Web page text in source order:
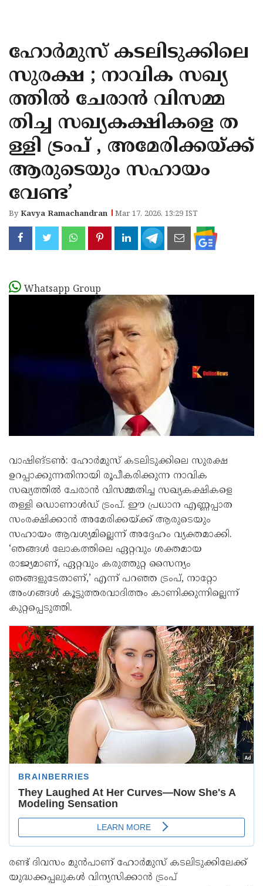
KANNUR
KASARAGOD
ഹോർമുസ് കടലിടുക്കിലെ
സുരക്ഷ ; നാവിക സഖ്യ
ത്തിൽ ചേരാൻ വിസമ്മ
തിച്ച സഖ്യകക്ഷികളെ ത
ള്ളി ട്രംപ് , അമേരിക്കയ്ക്ക്
ആരുടെയും സഹായം
വേണ്ട’
ByKavya Ramachandran Mar 17, 2026, 13:29 IST
Whatsapp Group
വാഷിങ്ടൺ: ഹോർമുസ് കടലിടുക്കിലെ സുരക്ഷ
ഉറപ്പാക്കുന്നതിനായി രൂപീകരിക്കുന്ന നാവിക
സഖ്യത്തിൽ ചേരാൻ വിസമ്മതിച്ച സഖ്യകക്ഷികളെ
തള്ളി ഡൊണാൾഡ് ട്രംപ്. ഈ പ്രധാന എണ്ണപ്പാത
സംരക്ഷിക്കാൻ അമേരിക്കയ്ക്ക് ആരുടെയും
സഹായം ആവശ്യമില്ലെന്ന് അദ്ദേഹം വ്യക്തമാക്കി.
‘ഞങ്ങൾ ലോകത്തിലെ ഏറ്റവും ശക്തമായ
രാജ്യമാണ്, ഏറ്റവും കരുത്തുറ്റ സൈന്യം
ഞങ്ങളുടേതാണ്,’ എന്ന് പറഞ്ഞ ട്രംപ്, നാറ്റോ
അംഗങ്ങൾ കൂട്ടുത്തരവാദിത്തം കാണിക്കുന്നില്ലെന്ന്
കുറ്റപ്പെടുത്തി.
രണ്ട് ദിവസം മുൻപാണ് ഹോർമുസ് കടലിടുക്കിലേക്ക്
യുദ്ധക്കപ്പലുകൾ വിന്യസിക്കാൻ ട്രംപ്